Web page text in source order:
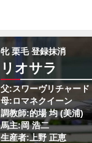
牝 栗毛 登録抹消
リオサラ
父:スワーヴリチャード
母:ロマネクイーン
調教師:的場 均 (美浦)
馬主:岡 浩二
生産者:上野 正恵